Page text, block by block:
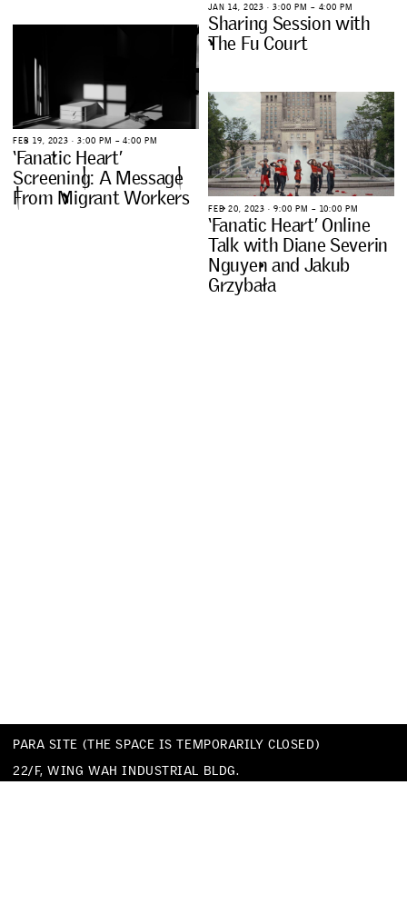
JAN 14, 2023 ∙ 3:00 PM – 4:00 PM
Sharing Sessionwith
The Fu Court
FEB 19, 2023 ∙ 3:00 PM – 4:00 PM
‘Fanatic Heart’
Screening: A Message
From MigrantWorkers FEB 20, 2023 ∙ 9:00 PM – 10:00 PM
‘Fanatic Heart’ Online
Talkwith Diane Severin
Nguyenand Jakub
Grzybała
PARA SITE (THE SPACE IS TEMPORARILY CLOSED)
22/F, WING WAH INDUSTRIAL BLDG.
677 KING’S ROAD